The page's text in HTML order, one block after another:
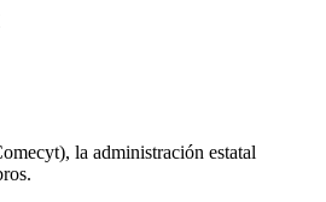
la administración estatal